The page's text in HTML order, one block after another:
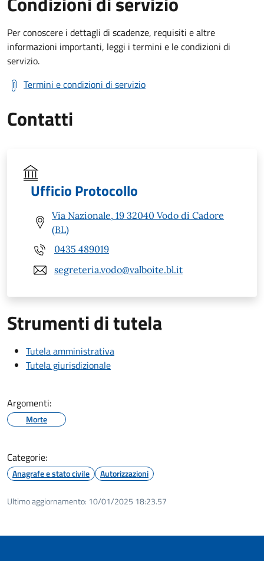
Per conoscere i dettagli di scadenze, requisiti e altre
informazioni importanti, leggi i termini e le condizioni di
servizio.
Termini e condizioni di servizio
Contatti
Ufficio Protocollo
Via Nazionale, 19 32040 Vodo di Cadore
(BL)
0435 489019
segreteria.vodo@valboite.bl.it
Strumenti di tutela
Tutela amministrativa
Tutela giurisdizionale
Argomenti:
Morte
Categorie:
Anagrafe e stato civile Autorizzazioni
Ultimo aggiornamento: 10/01/2025 18:23.57